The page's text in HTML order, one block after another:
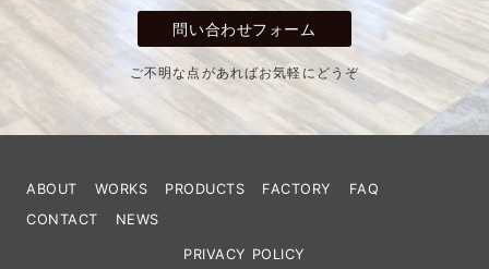
問い合わせフォーム
ご不明な点があればお気軽にどうぞ
ABOUT WORKS PRODUCTS FACTORY
FAQ
CONTACT
NEWS
PRIVACY POLICY